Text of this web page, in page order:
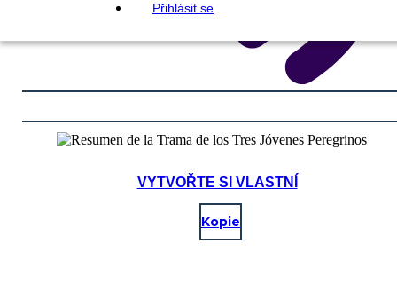
Přihlásit se
VYTVOŘTE SI VLASTNÍ
Kopie